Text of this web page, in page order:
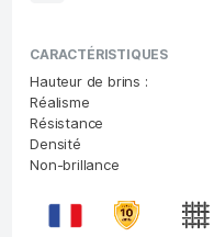
CARACTÉRISTIQUES
Hauteur de brins :
Réalisme
Résistance
Densité
Non-brillance